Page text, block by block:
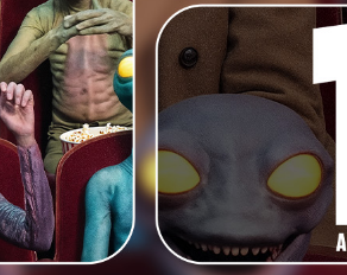
Salut » d’Emmanuel Marre
4 jours ago